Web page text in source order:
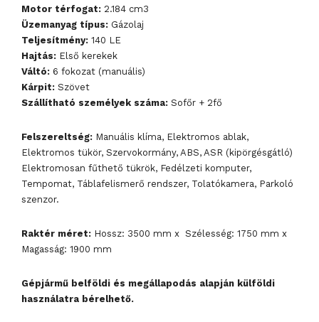
Motor térfogat: 2.184 cm3
Üzemanyag típus: Gázolaj
Teljesítmény: 140 LE
Hajtás: Első kerekek
Váltó: 6 fokozat (manuális)
Kárpit: Szövet
Szállítható személyek száma: Sofőr + 2fő
Felszereltség: Manuális klíma, Elektromos ablak,
Elektromos tükör, Szervokormány, ABS, ASR (kipörgésgátló)
Elektromosan fűthető tükrök, Fedélzeti komputer,
Tempomat, Táblafelismerő rendszer, Tolatókamera, Parkoló
szenzor.
Raktér méret: Hossz: 3500 mm x Szélesség: 1750 mm x
Magasság: 1900 mm
Gépjármű belföldi és megállapodás alapján külföldi
használatra bérelhető.